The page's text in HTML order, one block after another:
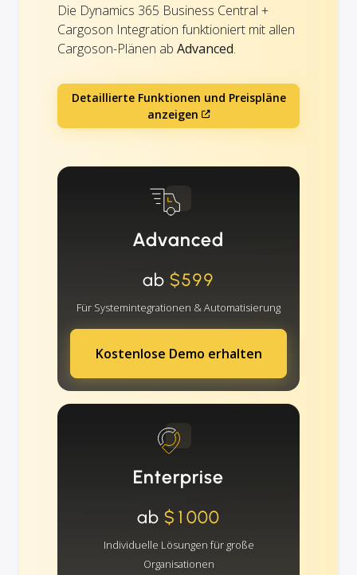
Die Dynamics 365 Business Central +
Cargoson Integration funktioniert mit allen
Cargoson-Plänen ab Advanced.
Detaillierte Funktionen und Preispläne
anzeigen
Advanced
ab$599
Für Systemintegrationen & Automatisierung
Kostenlose Demo erhalten
Enterprise
ab$1000
Individuelle Lösungen für große
Organisationen